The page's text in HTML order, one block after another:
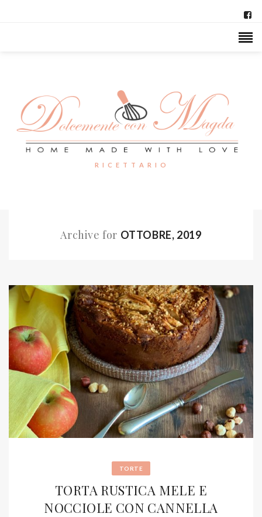
R I C E T T A R I O
Archive for OTTOBRE, 2019
TORTE
TORTA RUSTICA MELE E
NOCCIOLE CON CANNELLA